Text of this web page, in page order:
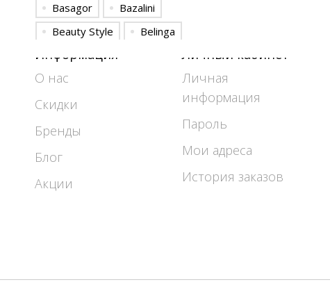
Basagor
Bazalini
Beauty Style
Belinga
Bonadi
Camelia
Celentano
Colors of PAPAYA
Danaida
DilanaVIP
Информация
О нас
Скидки
Бренды
Блог
Акции
Личный кабинет
Личная
информация
Пароль
Мои адреса
История заказов